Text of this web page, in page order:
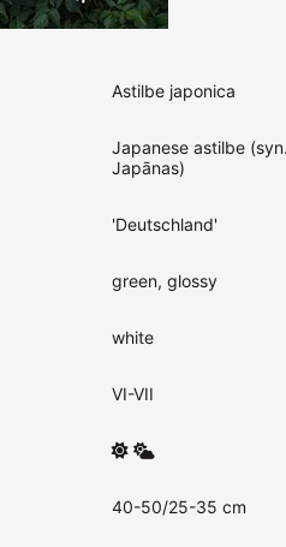
Astilbe japonica
Japanese astilbe
Japānas)
'Deutschland'
green, glossy
white
VI-VII
40-50/25-35 cm